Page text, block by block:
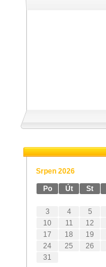
Srpen 2026
Po Út St
3
4 5
10
11 12
17
18 19
24
25 26
31